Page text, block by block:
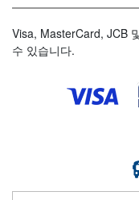
Visa, MasterCard, JCB
수 있습니다.